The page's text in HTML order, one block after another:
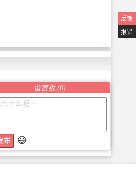
留言板 (0)
布 😃
反馈
报错